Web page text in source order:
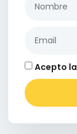
Acepto la